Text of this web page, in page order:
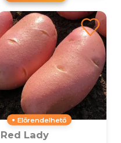
Előrendelhető
Red Lady